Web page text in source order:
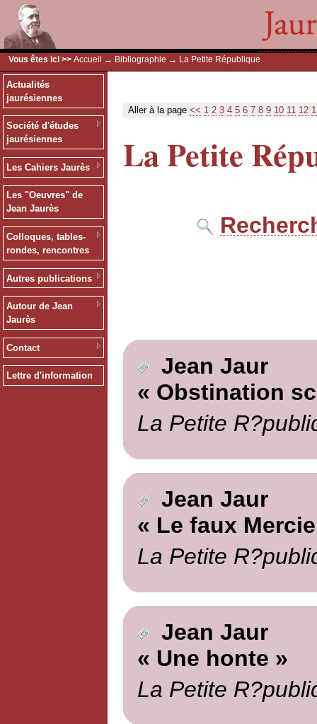
Vous êtes ici >> Accueil → Bibliographie → La Petite République
Actualités
jaurésiennes
Société d'études
jaurésiennes
Les Cahiers Jaurès
Les "Oeuvres" de
Jean Jaurès
Colloques, tables-
rondes, rencontres
Autres publications
Autour de Jean
Jaurès
Contact
Lettre d'information
Aller à la page << 1 2 3 4 5 6 7 8 9 10 11 12
La Petite
Jean Jaur
« Obstination
La Petite
Jean Jaur
« Le faux
La Petite
Jean Jaur
« Une honte »
La Petite